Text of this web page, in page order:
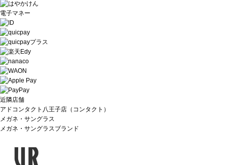
電子マネー
近隣店舗
アドコンタクト八王子店 （コンタクト）
メガネ・サングラス
メガネ・サングラスブランド